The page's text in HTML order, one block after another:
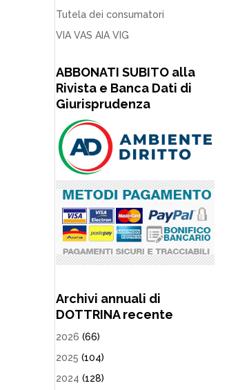
Tutela dei consumatori
VIA VAS AIA VIG
ABBONATI SUBITO alla
Rivista e Banca Dati di
Giurisprudenza
Archivi annuali di
DOTTRINA recente
2026 (66)
2025 (104)
2024 (128)